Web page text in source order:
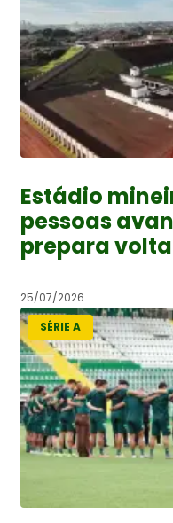
Estádio
pessoas
prepara volta
25/07/2026
SÉRIE A